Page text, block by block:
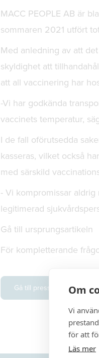
MACC PEOPLE AB är
sommaren 2021 utfört
Med anledning av att
skyldighet att
att all vaccinering har
-Vi har godkända
vaccinets temperatur,
I de fall oförutsedda
kasseras, vilket också
med särskild
- Vi kompromissar
legitimerad
Gå till ursprungsartikeln
För kompletterande
Gå till pressrum Om
Vi
för att
Läs mer